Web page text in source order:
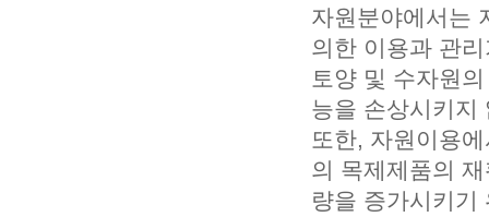
자원분야에서는
의한 이용과 관
토양 및 수자원
능을 손상시키지
또한, 자원이용
의 목제제품의
량을 증가시키기